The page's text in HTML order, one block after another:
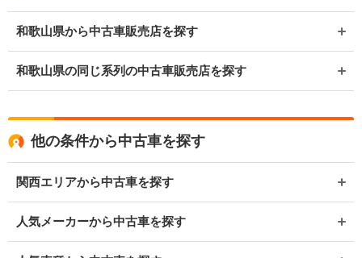
和歌山県から中古車販売店を探す
和歌山県の同じ系列の中古車販売店を探す
他の条件から中古車を探す
関西エリアから中古車を探す
人気メーカーから中古車を探す